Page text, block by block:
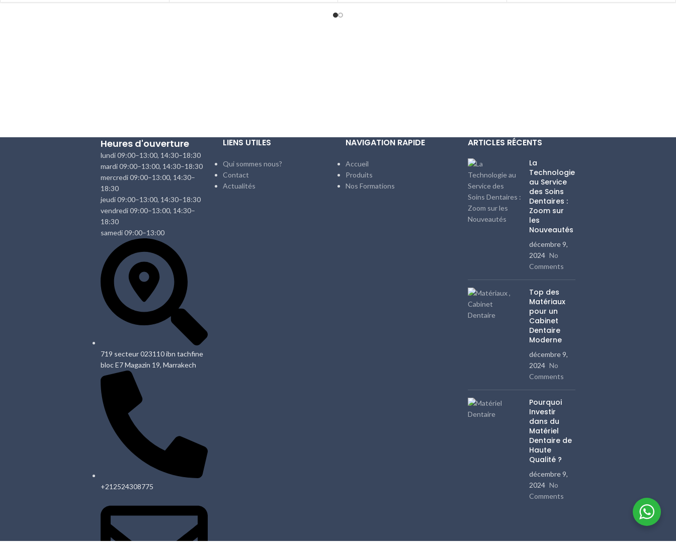
Heures d'ouverture
lundi 09:00–13:00, 14:30–18:30
mardi 09:00–13:00, 14:30–18:30
mercredi 09:00–13:00, 14:30–
18:30
jeudi 09:00–13:00, 14:30–18:30
vendredi 09:00–13:00, 14:30–
18:30
samedi 09:00–13:00
719 secteur 023110 ibn tachfine
bloc E7 Magazin 19, Marrakech
+212524308775
LIENS UTILES
Qui sommes nous?
Contact
Actualités
NAVIGATION RAPIDE
Accueil
Produits
Nos Formations
ARTICLES RÉCENTS
La
Technologie
au Service
des Soins
Dentaires :
Zoom sur
les
Nouveautés
décembre 9,
2024 No
Comments
Top des
Matériaux
pour un
Cabinet
Dentaire
Moderne
décembre 9,
2024 No
Comments
Pourquoi
Investir
dans du
Matériel
Dentaire de
Haute
Qualité ?
décembre 9,
2024 No
Comments